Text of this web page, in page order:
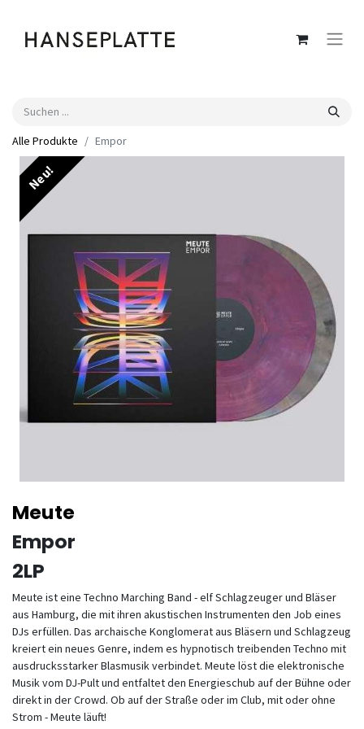
Alle Produkte Empor
Neu!
Meute
Empor
2LP
Meute ist eine Techno Marching Band - elf Schlagzeuger und Bläser
aus Hamburg, die mit ihren akustischen Instrumenten den Job eines
DJs erfüllen. Das archaische Konglomerat aus Bläsern und Schlagzeug
kreiert ein neues Genre, indem es hypnotisch treibenden Techno mit
ausdrucksstarker Blasmusik verbindet. Meute löst die elektronische
Musik vom DJ-Pult und entfaltet den Energieschub auf der Bühne oder
direkt in der Crowd. Ob auf der Straße oder im Club, mit oder ohne
Strom - Meute läuft!